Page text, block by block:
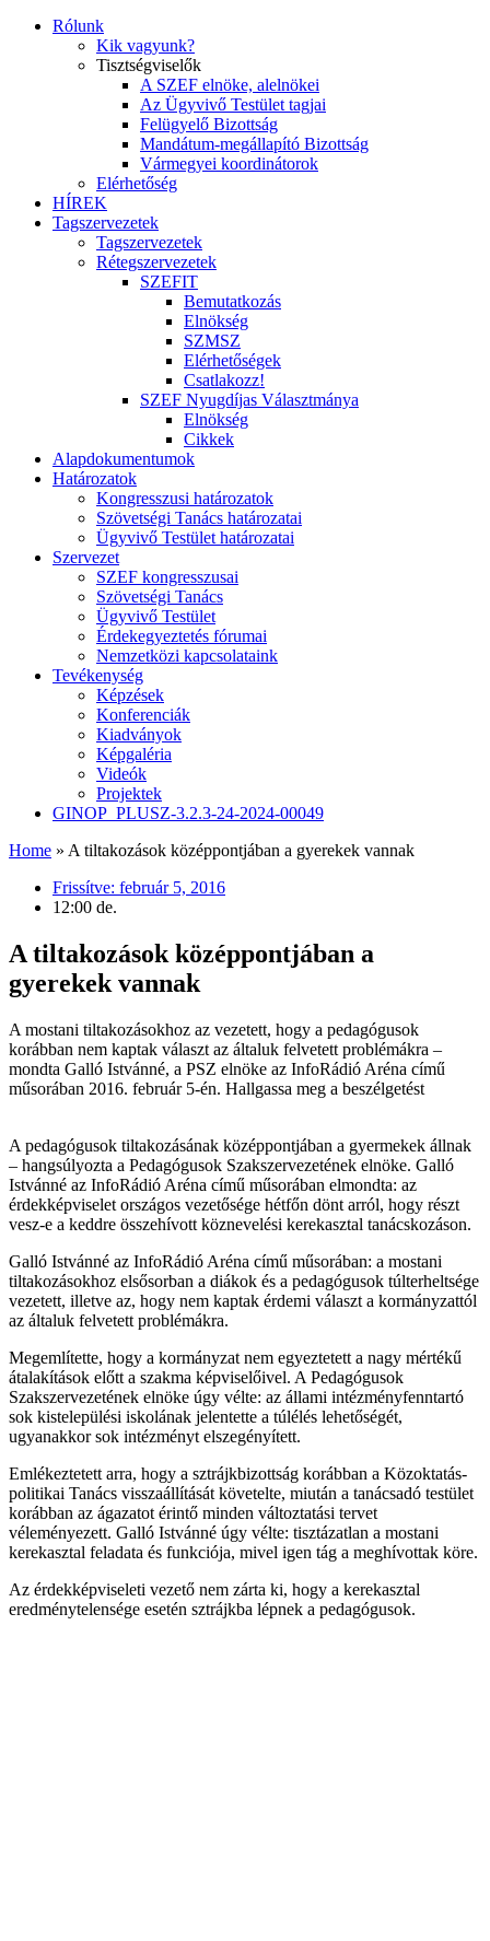
Rólunk
Kik vagyunk?
Tisztségviselők
A SZEF elnöke, alelnökei
Az Ügyvivő Testület tagjai
Felügyelő Bizottság
Mandátum-megállapító Bizottság
Vármegyei koordinátorok
Elérhetőség
HÍREK
Tagszervezetek
Tagszervezetek
Rétegszervezetek
SZEFIT
Bemutatkozás
Elnökség
SZMSZ
Elérhetőségek
Csatlakozz!
SZEF Nyugdíjas Választmánya
Elnökség
Cikkek
Alapdokumentumok
Határozatok
Kongresszusi határozatok
Szövetségi Tanács határozatai
Ügyvivő Testület határozatai
Szervezet
SZEF kongresszusai
Szövetségi Tanács
Ügyvivő Testület
Érdekegyeztetés fórumai
Nemzetközi kapcsolataink
Tevékenység
Képzések
Konferenciák
Kiadványok
Képgaléria
Videók
Projektek
GINOP_PLUSZ-3.2.3-24-2024-00049
Home » A tiltakozások középpontjában a gyerekek vannak
Frissítve: február 5, 2016
12:00 de.
A tiltakozások középpontjában a
gyerekek vannak
A mostani tiltakozásokhoz az vezetett, hogy a pedagógusok
korábban nem kaptak választ az általuk felvetett problémákra –
mondta Galló Istvánné, a PSZ elnöke az InfoRádió Aréna című
műsorában 2016. február 5-én. Hallgassa meg a beszélgetést
A pedagógusok tiltakozásának középpontjában a gyermekek állnak
– hangsúlyozta a Pedagógusok Szakszervezetének elnöke. Galló
Istvánné az InfoRádió Aréna című műsorában elmondta: az
érdekképviselet országos vezetősége hétfőn dönt arról, hogy részt
vesz-e a keddre összehívott köznevelési kerekasztal tanácskozáson.
Galló Istvánné az InfoRádió Aréna című műsorában: a mostani
tiltakozásokhoz elsősorban a diákok és a pedagógusok túlterheltsége
vezetett, illetve az, hogy nem kaptak érdemi választ a kormányzattól
az általuk felvetett problémákra.
Megemlítette, hogy a kormányzat nem egyeztetett a nagy mértékű
átalakítások előtt a szakma képviselőivel. A Pedagógusok
Szakszervezetének elnöke úgy vélte: az állami intézményfenntartó
sok kistelepülési iskolának jelentette a túlélés lehetőségét,
ugyanakkor sok intézményt elszegényített.
Emlékeztetett arra, hogy a sztrájkbizottság korábban a Közoktatás-
politikai Tanács visszaállítását követelte, miután a tanácsadó testület
korábban az ágazatot érintő minden változtatási tervet
véleményezett. Galló Istvánné úgy vélte: tisztázatlan a mostani
kerekasztal feladata és funkciója, mivel igen tág a meghívottak köre.
Az érdekképviseleti vezető nem zárta ki, hogy a kerekasztal
eredménytelensége esetén sztrájkba lépnek a pedagógusok.